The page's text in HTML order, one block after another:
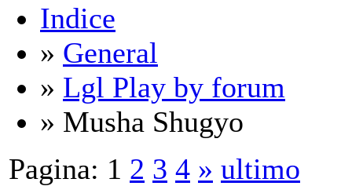
Indice
» General
» Lgl Play by forum
» Musha Shugyo
Pagina: 1 2 3 4 » ultimo